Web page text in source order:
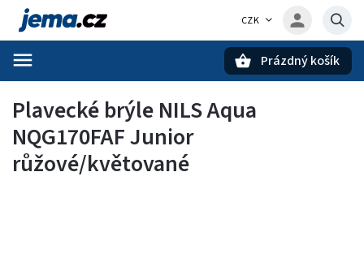
CZK
Prázdný košík
Plavecké brýle NILS Aqua
NQG170FAF Junior
růžové/květované